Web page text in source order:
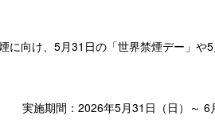
に向け、5月31 日の「世界禁煙デー」や5
実施期間： 2026年5月31 日（日）～ 6